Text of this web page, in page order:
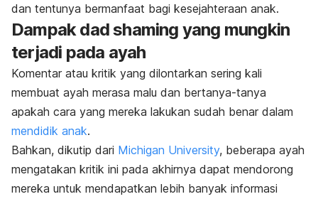
dan tentunya bermanfaat bagi kesejahteraan anak.
Dampak dad shaming yang mungkin
terjadi pada ayah
Komentar atau kritik yang dilontarkan sering kali
membuat ayah merasa malu dan bertanya-tanya
apakah cara yang mereka lakukan sudah benar dalam
mendidik anak.
Bahkan, dikutip dari Michigan University, beberapa ayah
mengatakan kritik ini pada akhirnya dapat mendorong
mereka untuk mendapatkan lebih banyak informasi